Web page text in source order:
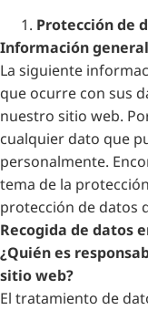
Protección de
Información general
La siguiente
que ocurre con sus
nuestro sitio web.
cualquier dato que
personalmente.
tema de la
protección de datos
Recogida de datos
¿Quién es
sitio web?
El tratamiento de